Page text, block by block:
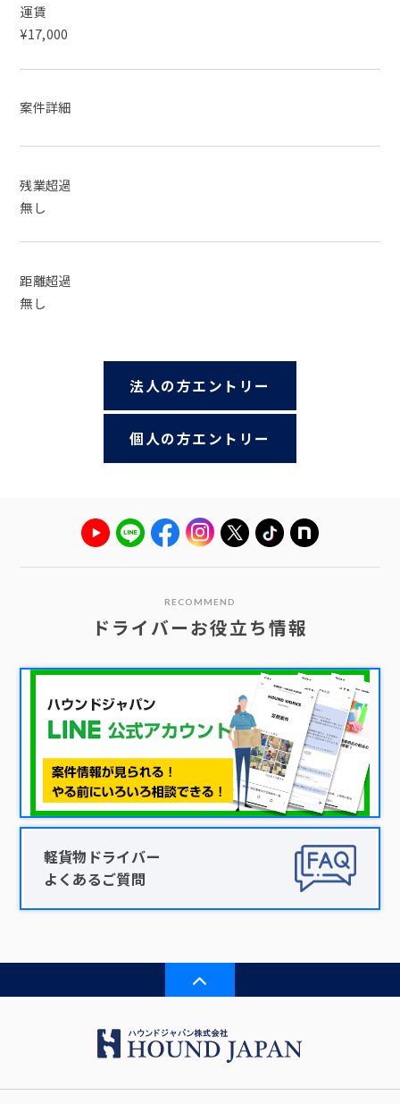
運賃
¥17,000
案件詳細
残業超過
無し
距離超過
無し
法人の方エントリー
個人の方エントリー
RECOMMEND
ドライバーお役立ち情報
軽貨物ドライバー
よくあるご質問